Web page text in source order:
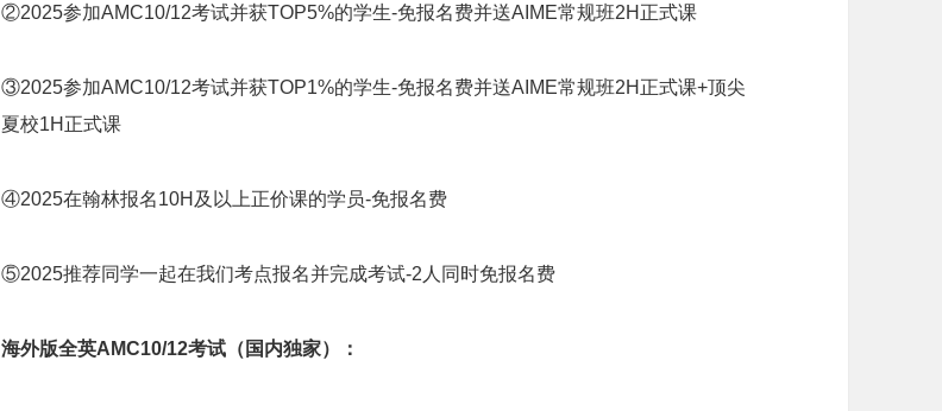
②2025参加AMC10/12考试并获TOP5%的学生-免报名费并送AIME常规班2H正式课
③2025参加AMC10/12考试并获TOP1%的学生-免报名费并送AIME常规班2H正式课+顶尖
夏校1H正式课
④2025在翰林报名10H及以上正价课的学员-免报名费
⑤2025推荐同学一起在我们考点报名并完成考试-2人同时免报名费
海外版全英AMC10/12考试（国内独家）：